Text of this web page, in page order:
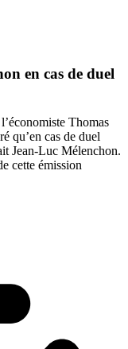
en cas de duel
Thomas
qu’en cas de duel
Jean-Luc Mélenchon.
cette émission